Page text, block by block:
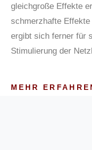
gleichgroße Effekte
schmerzhafte
ergibt sich ferner für
Stimulierung der
MEHR